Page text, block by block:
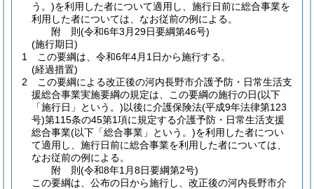
う。)を利用した者について適用し、施行日前に総合事業を
利用した者については、なお従前の例による。
附 則(令和6年3月29日要綱第46号)
(施行期日)
1
この要綱は、令和6年4月1日から施行する。
(経過措置)
2
この要綱による改正後の河内長野市介護予防・日常生活支
援総合事業実施要綱の規定は、この要綱の施行の日(以下
「施行日」という。)以後に介護保険法(平成9年法律第123
号)第115条の45第1項に規定する介護予防・日常生活支援
総合事業(以下「総合事業」という。)を利用した者につい
て適用し、施行日前に総合事業を利用した者については、
なお従前の例による。
附 則(令和8年1月8日要綱第2号)
この要綱は、公布の日から施行し、改正後の河内長野市介